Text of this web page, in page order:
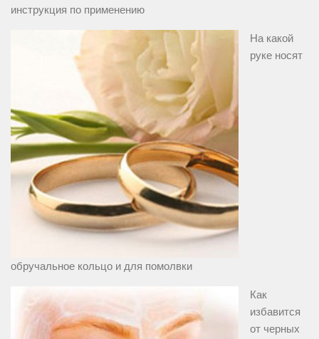
инструкция по применению
На какой
руке носят
обручальное кольцо и для помолвки
Как
избавится
от черных